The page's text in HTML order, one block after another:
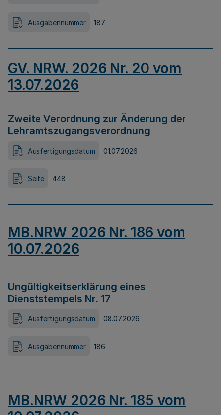
Ausgabennummer 187
GV. NRW. 2026 Nr. 20 vom
13.07.2026
Zweite Verordnung zur Änderung der
Lehramtszugangsverordnung
Ausfertigungsdatum 01.07.2026
Seite 448
MB.NRW 2026 Nr. 186 vom
10.07.2026
Ungültigkeitserklärung eines
Dienststempels Nr. 17
Ausfertigungsdatum 08.07.2026
Ausgabennummer 186
MB.NRW 2026 Nr. 185 vom